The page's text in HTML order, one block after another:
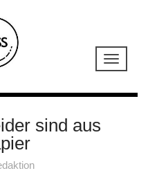
sind aus